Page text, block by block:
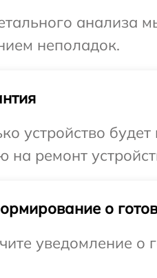
анализа
неполадок.
устройство
на ремонт
о
уведомление о